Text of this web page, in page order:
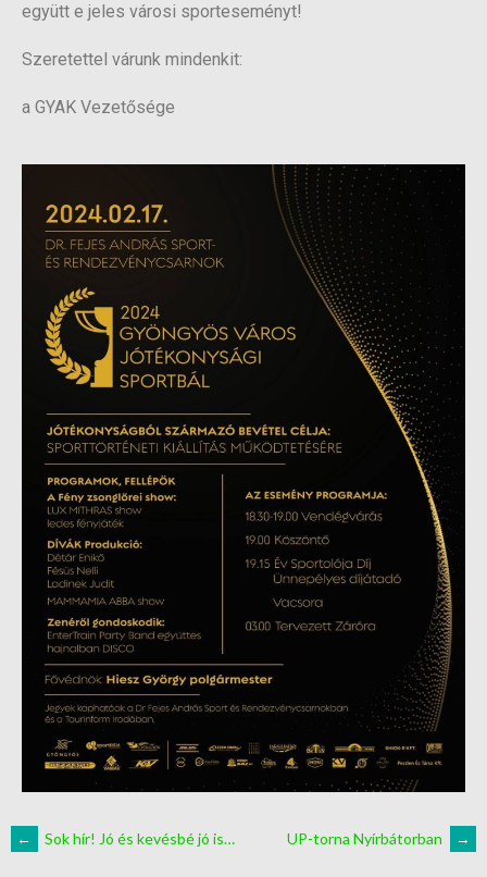
együtt e jeles városi sporteseményt!
Szeretettel várunk mindenkit:
a GYAK Vezetősége
← Sok hír! Jó és kevésbé jó is… UP-torna Nyírbátorban →